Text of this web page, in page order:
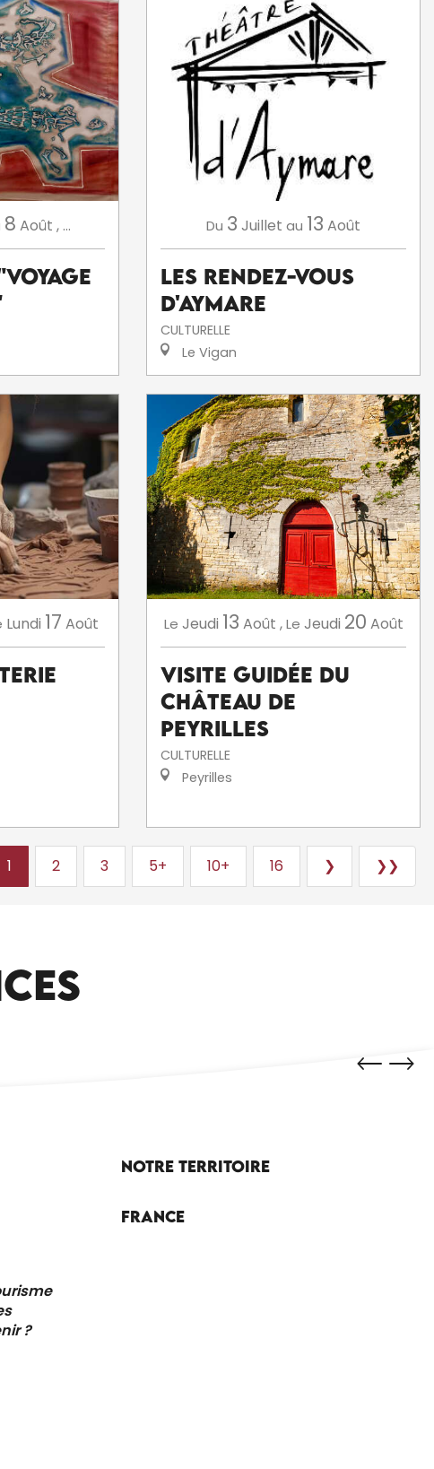
8 Août , ... Du 3 Juillet au 13 Août
Les Rendez-Vous
d'Aymare
CULTURELLE
Le Vigan
Lundi 17 Août Le Jeudi 13 Août , Le Jeudi 20 Août
Visite guidée du
Château de
Peyrilles
CULTURELLE
Peyrilles
1 2 3 5+ 10+ 16 ❯ ❯❯
?
Notre territoire
France